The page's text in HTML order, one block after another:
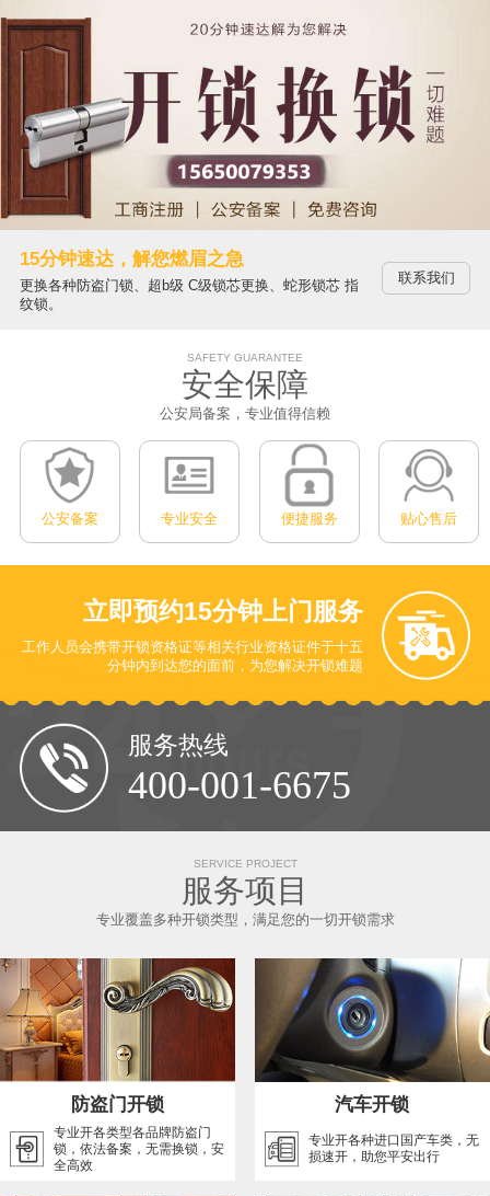
15分钟速达，解您燃眉之急
更换各种防盗门锁、超b级 C级锁芯更换、蛇形锁芯 指
纹锁。
联系我们
SAFETY GUARANTEE
安全保障
公安局备案，专业值得信赖
公安备案 专业安全 便捷服务 贴心售后
立即预约15分钟上门服务
工作人员会携带开锁资格证等相关行业资格证件于十五
分钟内到达您的面前，为您解决开锁难题
服务热线
400-001-6675
SERVICE PROJECT
服务项目
专业覆盖多种开锁类型，满足您的一切开锁需求
防盗门开锁
专业开各类型各品牌防盗门
锁，依法备案，无需换锁，安
全高效
汽车开锁
专业开各种进口国产车类，无
损速开，助您平安出行